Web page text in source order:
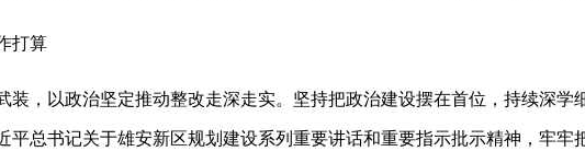
打算
装，以政治坚定推动整改走深走实。坚持把政治建设摆在首位，持续深学
平总书记关于雄安新区规划建设系列重要讲话和重要指示批示精神，牢牢